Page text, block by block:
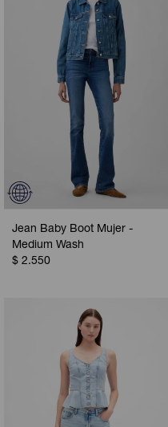
Jean Baby Boot Mujer -
Medium Wash
$ 2.550
Camperas
Musculosas
Vestidos y polleras
Pijamas
Calzas
Camperas
Chalecos
Ropa interior
Polos
Camperas
Chalecos
Ropa interior
Pijamas
Camperas
Pijamas